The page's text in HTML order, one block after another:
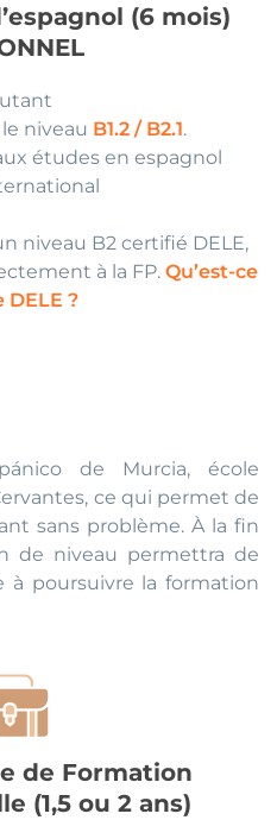
(6 mois)
niveau B1.2 / B2.1.
études en espagnol
niveau B2 certifié DELE,
à la FP. Qu’est-ce
DELE ?
de Murcia, école
ce qui permet de
sans problème. À la fin
de niveau permettra de
poursuivre la formation
de Formation
(1,5 ou 2 ans)